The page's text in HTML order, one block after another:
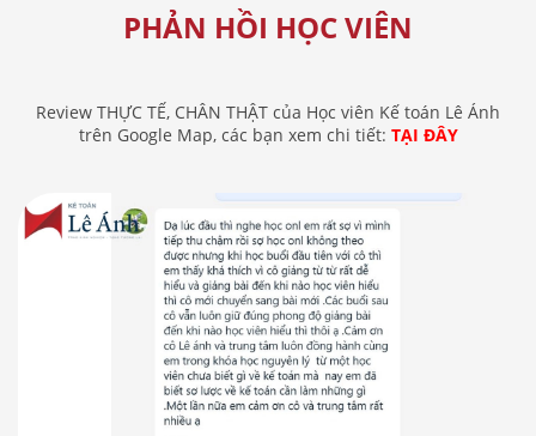
PHẢN HỒI HỌC VIÊN
Review THỰC TẾ, CHÂN THẬT của Học viên Kế toán Lê Ánh
trên Google Map, các bạn xem chi tiết: TẠI ĐÂY